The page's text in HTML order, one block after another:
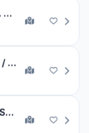
JD. HELENA / TERM. VL. CARRÃO
TERM. A. E. CARVALHO / CERET
METRÔ SANTANA / VL. SABRINA